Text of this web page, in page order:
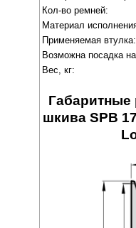
Кол-во ремней:
Материал
Применяемая втулка:
Возможна посадка
Вес, кг:
Габаритные
шкива SPB